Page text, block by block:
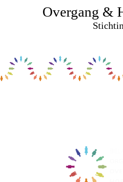
Overgang &